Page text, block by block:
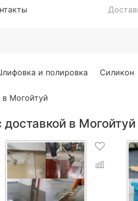
и полировка Силикон
в Могойтуй
в Могойтуй